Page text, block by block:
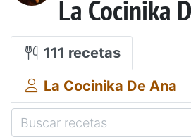
La Cocinika
111 recetas
La Cocinika De Ana